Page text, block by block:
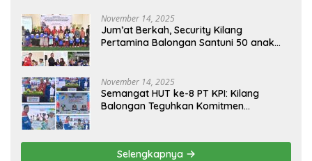
November 14, 2025
Jum’at Berkah, Security Kilang
Pertamina Balongan Santuni 50 anak
November 14, 2025
Semangat HUT ke-8 PT KPI: Kilang
Balongan Teguhkan Komitmen
Pendidikan
Selengkapnya